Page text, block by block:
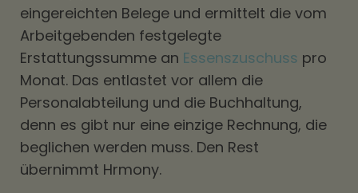
eingereichten Belege und ermittelt die vom
Arbeitgebenden festgelegte
Erstattungssumme an Essenszuschuss pro
Monat. Das entlastet vor allem die
Personalabteilung und die Buchhaltung,
denn es gibt nur eine einzige Rechnung, die
beglichen werden muss. Den Rest
übernimmt Hrmony.